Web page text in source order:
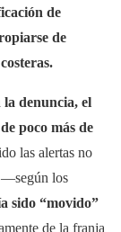
de
de
denuncia, el
poco más de
las alertas no
—según los
sido “movido”
de la franja